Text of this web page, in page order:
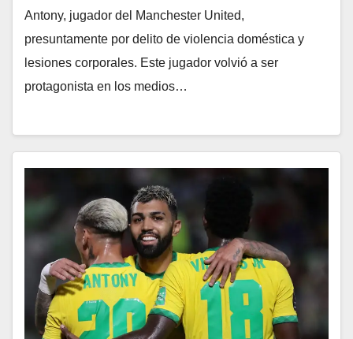
Antony, jugador del Manchester United,
presuntamente por delito de violencia doméstica y
lesiones corporales. Este jugador volvió a ser
protagonista en los medios…